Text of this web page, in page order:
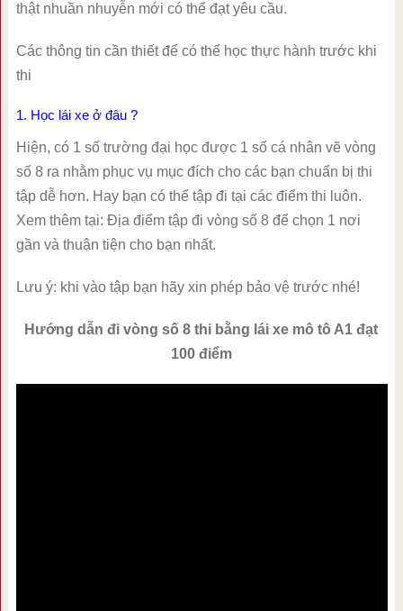
thật nhuần nhuyễn mới có thể đạt yêu cầu.
Các thông tin cần thiết để có thể học thực hành trước khi
thi
1. Học lái xe ở đâu ?
Hiện, có 1 số trường đại học được 1 số cá nhân vẽ vòng
số 8 ra nhằm phục vụ mục đích cho các bạn chuẩn bị thi
tập dễ hơn. Hay bạn có thể tập đi tại các điểm thi luôn.
Xem thêm tại: Địa điểm tập đi vòng số 8 để chọn 1 nơi
gần và thuận tiện cho bạn nhất.
Lưu ý: khi vào tập bạn hãy xin phép bảo vệ trước nhé!
Hướng dẫn đi vòng số 8 thi bằng lái xe mô tô A1 đạt
100 điểm